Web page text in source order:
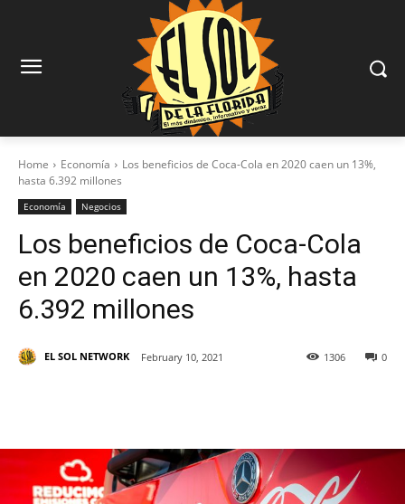
Home Economía
Los beneficios de Coca-Cola en 2020 caen un 13%,
hasta 6.392 millones
Economía Negocios
Los beneficios de Coca-Cola
en 2020 caen un 13%, hasta
6.392 millones
EL SOL NETWORK February 10, 2021 0
1306